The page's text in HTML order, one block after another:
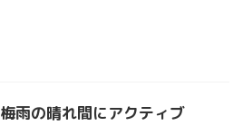
梅雨の晴れ間にアクティブ